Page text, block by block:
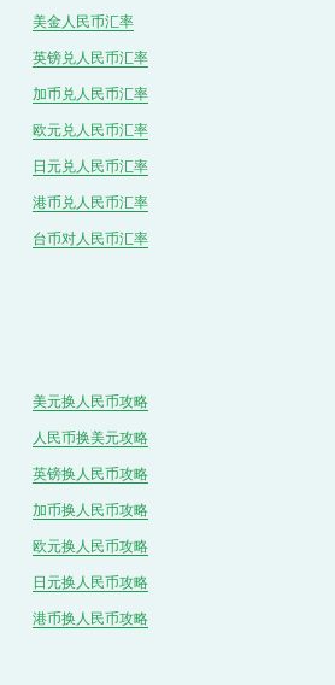
美金人民币汇率
英镑兑人民币汇率
加币兑人民币汇率
欧元兑人民币汇率
日元兑人民币汇率
港币兑人民币汇率
台币对人民币汇率
美元换人民币攻略
人民币换美元攻略
英镑换人民币攻略
加币换人民币攻略
欧元换人民币攻略
日元换人民币攻略
港币换人民币攻略